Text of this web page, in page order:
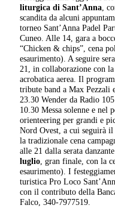
liturgica di Sant’Anna ,
scandita da alcuni
torneo Sant’Anna Padel
Cuneo. Alle 14, gara a
“Chicken & chips”, cena
esaurimento). A seguire
21, in collaborazione con
acrobatica aerea. Il
tribute band a Max Pezzali
23.30 Wender da Radio
10.30 Messa solenne e nel
orienteering per grandi e
Nord Ovest, a cui seguirà
la tradizionale cena
alle 21 dalla serata
luglio , gran finale, con la
esaurimento). I
turistica Pro Loco
con il contributo della
Falco, 340-7977519.